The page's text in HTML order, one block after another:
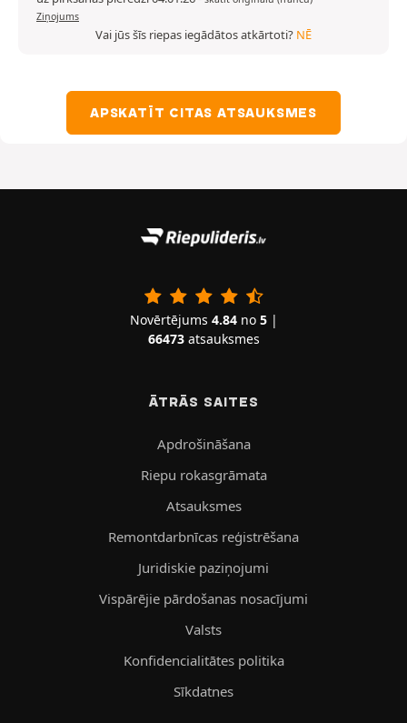
Ziņojums
Vai jūs šīs riepas iegādātos atkārtoti? NĒ
APSKATĪT CITAS ATSAUKSMES
Novērtējums 4.84no 5|
66473atsauksmes
ĀTRĀS SAITES
Apdrošināšana
Riepu rokasgrāmata
Atsauksmes
Remontdarbnīcas reģistrēšana
Juridiskie paziņojumi
Vispārējie pārdošanas nosacījumi
Valsts
Konfidencialitātes politika
Sīkdatnes